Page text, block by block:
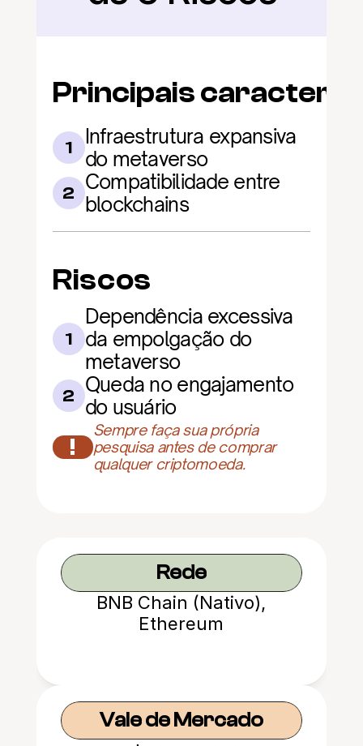
Principais
1
Infraestrutura expansiva
do metaverso
2 Compatibilidade entre
blockchains
Riscos
1
Dependência excessiva
da empolgação do
metaverso
2 Queda no engajamento
do usuário
!
Sempre faça sua própria
pesquisa antes de comprar
qualquer criptomoeda.
Rede
BNB Chain (Nativo),
Ethereum
Vale de Mercado